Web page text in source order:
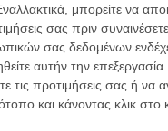
μπορείτε να
σας πριν
σας δεδομένων
αυτήν την
τις προτιμήσεις σας ή να
και κάνοντας κλικ
θεατή. Που όμως το
όσο θα έπρεπε... Διαβάστε